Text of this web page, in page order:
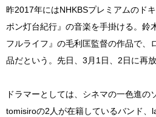
昨2017年にはNHKBSプレミアムのド
ポン灯台紀行』の音楽を手掛ける。鈴
フルライフ』の毛利匡監督の作品で、
品だという。先日、3月1日、2日に再
ドラマーとしては、シネマの一色進の
tomisiroの2人が在籍しているバンド、